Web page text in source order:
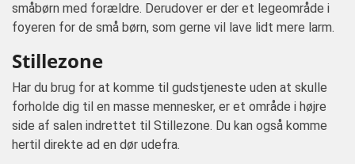
småbørn med forældre. Derudover er der et legeområde i
foyeren for de små børn, som gerne vil lave lidt mere larm.
Stillezone
Har du brug for at komme til gudstjeneste uden at skulle
forholde dig til en masse mennesker, er et område i højre
side af salen indrettet til Stillezone. Du kan også komme
hertil direkte ad en dør udefra.